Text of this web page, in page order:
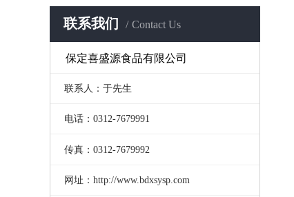
联系我们 Contact Us
保定喜盛源食品有限公司
联系人：于先生
电话：0312-7679991
传真：0312-7679992
网址：http://www.bdxsysp.com